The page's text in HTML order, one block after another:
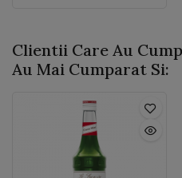
Clientii Care Au
Au Mai Cumparat Si: